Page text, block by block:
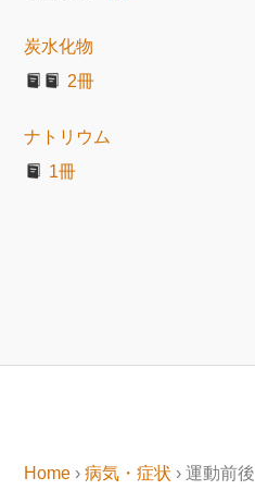
炭水化物
2冊
ナトリウム
1冊
Home ›病気・症状 › 運動前後